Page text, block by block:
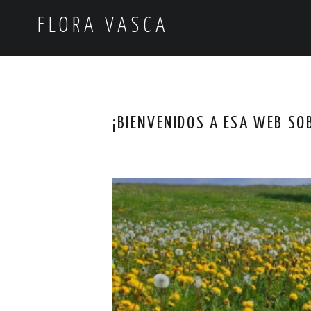
FLORA VASCA
¡BIENVENIDOS A ESA WEB